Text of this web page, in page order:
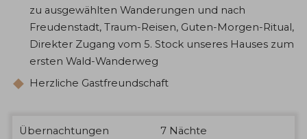
zu ausgewählten Wanderungen und nach
Freudenstadt, Traum-Reisen, Guten-Morgen-Ritual,
Direkter Zugang vom 5. Stock unseres Hauses zum
ersten Wald-Wanderweg
Herzliche Gastfreundschaft
Übernachtungen 7 Nächte